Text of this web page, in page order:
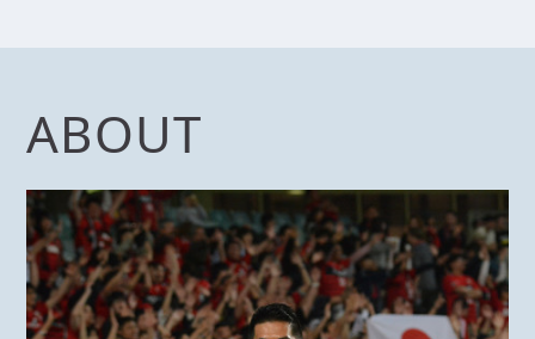
ABOUT